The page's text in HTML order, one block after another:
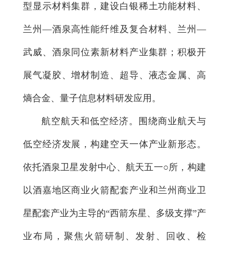
型显示材料集群，建设白银稀土功能材料、
兰州—酒泉高性能纤维及复合材料、兰州—
武威、酒泉同位素新材料产业集群；积极开
展气凝胶、增材制造、超导、液态金属、高
熵合金、量子信息材料研发应用。
航空航天和低空经济。围绕商业航天与
低空经济发展，构建空天一体产业新形态。
依托酒泉卫星发射中心、航天五一○所，构建
以酒嘉地区商业火箭配套产业和兰州商业卫
星配套产业为主导的“西箭东星、多级支撑”产
业布局，聚焦火箭研制、发射、回收、检